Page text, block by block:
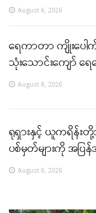
August 6, 2026
ရေကာတာ ကျိုးပေါ
သုံးသောင်းကျော် ရ
August 6, 2026
ရုရှားနှင့် ယူကရိန်း
ပစ်မှတ်များကို အ
August 6, 2026